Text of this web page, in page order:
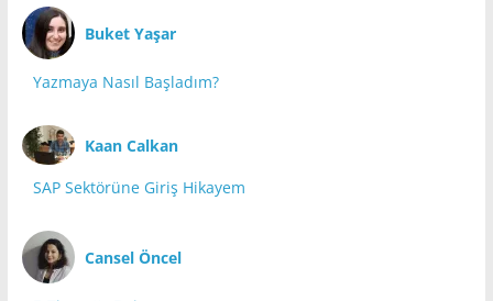
Buket Yaşar
Yazmaya Nasıl Başladım?
Kaan Calkan
SAP Sektörüne Giriş Hikayem
Cansel Öncel